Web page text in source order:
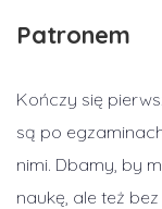
Patronem
Kończy się
są po
nimi. Dbamy, by
naukę, ale też